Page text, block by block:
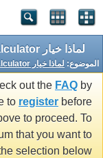
الموضوع: لماذا خيار field calculator غير مفعل عندما اضيف جدول اكسيل
out the FAQ by
to register before
to proceed. To
that you want to
selection below.